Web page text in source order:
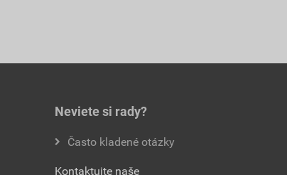
Neviete si rady?
Často kladené otázky
Kontaktujte naše